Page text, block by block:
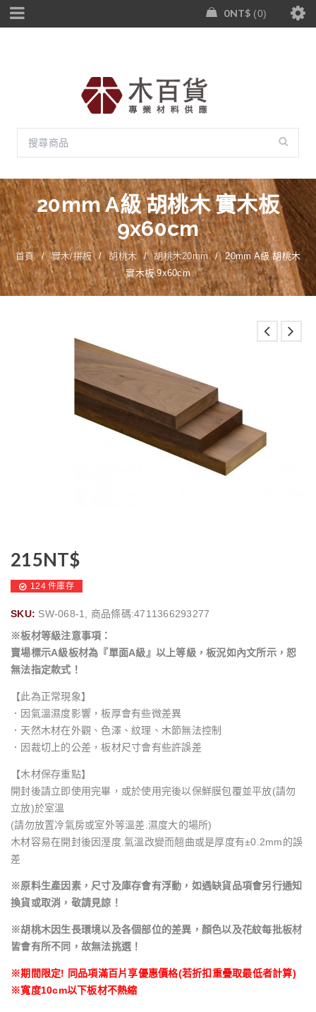
0NT$ 0
20mm A級 胡桃木 實木板
9x60cm
首頁 / 實木/拼板 / 胡桃木 / 胡桃木20mm /
20mm A級 胡桃木
實木板 9x60cm
215NT$
124 件庫存
SKU: SW-068-1, 商品條碼:4711366293277
※板材等級注意事項：
賣場標示A級板材為『單面A級』以上等級，板況如內文所示，恕
無法指定款式！
【此為正常現象】
．因氣溫濕度影響，板厚會有些微差異
．天然木材在外觀、色澤、紋理、木節無法控制
．因裁切上的公差，板材尺寸會有些許誤差
【木材保存重點】
開封後請立即使用完畢，或於使用完後以保鮮膜包覆並平放(請勿
立放)於室溫
(請勿放置冷氣房或室外等溫差.濕度大的場所)
木材容易在開封後因溼度.氣溫改變而翹曲或是厚度有±0.2mm的誤
差
※原料生產因素，尺寸及庫存會有浮動，如遇缺貨品項會另行通知
換貨或取消，敬請見諒！
※胡桃木因生長環境以及各個部位的差異，顏色以及花紋每批板材
皆會有所不同，故無法挑選！
※期間限定! 同品項滿百片享優惠價格(若折扣重疊取最低者計算)
※寬度10cm以下板材不熱縮